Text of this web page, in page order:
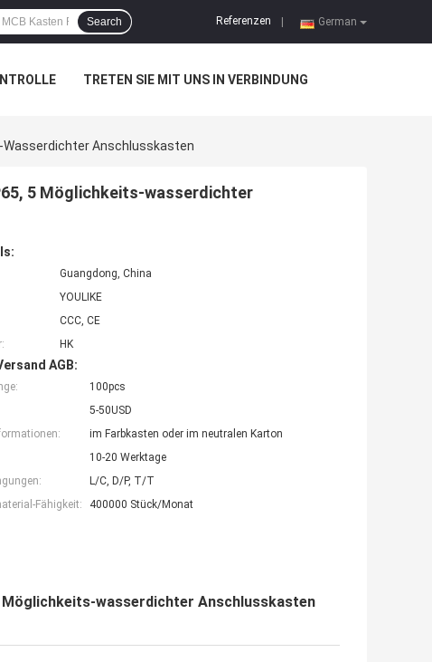
German
Referenzen
Search
TRETEN SIE MIT UNS IN VERBINDUNG
Anschlusskasten
5 Möglichkeits-wasserdichter
Guangdong, China
YOULIKE
CCC, CE
HK
AGB:
100pcs
5-50USD
im Farbkasten oder im neutralen Karton
10-20 Werktage
L/C, D/P, T/T
Fähigkeit:
400000 Stück/Monat
wasserdichter Anschlusskasten